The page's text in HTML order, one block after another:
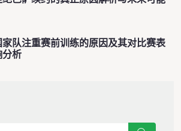
家队注重赛前训练的原因及其对比赛表
分析